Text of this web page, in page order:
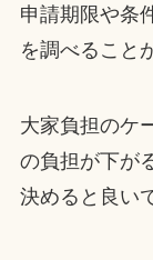
申請期限や条
を調べること
大家負担のケ
の負担が下が
決めると良い